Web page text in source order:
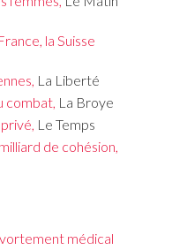
la Suisse
La Liberté
combat, La Broye
Le Temps
de cohésion,
médical